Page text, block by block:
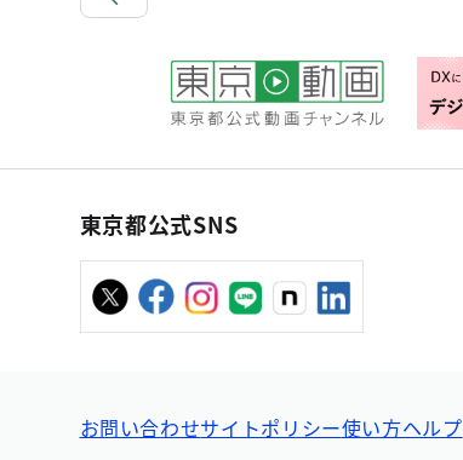
東京都公式SNS
お問い合わせサイトポリシー使い方ヘルプ